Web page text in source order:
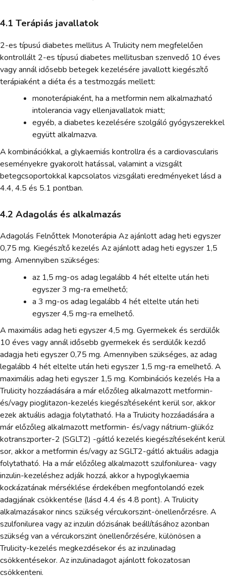
4.1 Terápiás javallatok
2-es típusú diabetes mellitus A Trulicity nem megfelelően
kontrollált 2-es típusú diabetes mellitusban szenvedő 10 éves
vagy annál idősebb betegek kezelésére javallott kiegészítő
terápiaként a diéta és a testmozgás mellett:
monoterápiaként, ha a metformin nem alkalmazható
intolerancia vagy ellenjavallatok miatt;
egyéb, a diabetes kezelésére szolgáló gyógyszerekkel
együtt alkalmazva.
A kombinációkkal, a glykaemiás kontrollra és a cardiovascularis
eseményekre gyakorolt hatással, valamint a vizsgált
betegcsoportokkal kapcsolatos vizsgálati eredményeket lásd a
4.4, 4.5 és 5.1 pontban.
4.2 Adagolás és alkalmazás
Adagolás Felnőttek Monoterápia Az ajánlott adag heti egyszer
0,75 mg. Kiegészítő kezelés Az ajánlott adag heti egyszer 1,5
mg. Amennyiben szükséges:
az 1,5 mg-os adag legalább 4 hét eltelte után heti
egyszer 3 mg-ra emelhető;
a 3 mg-os adag legalább 4 hét eltelte után heti
egyszer 4,5 mg-ra emelhető.
A maximális adag heti egyszer 4,5 mg. Gyermekek és serdülők
10 éves vagy annál idősebb gyermekek és serdülők kezdő
adagja heti egyszer 0,75 mg. Amennyiben szükséges, az adag
legalább 4 hét eltelte után heti egyszer 1,5 mg-ra emelhető. A
maximális adag heti egyszer 1,5 mg. Kombinációs kezelés Ha a
Trulicity hozzáadására a már előzőleg alkalmazott metformin-
és/vagy pioglitazon-kezelés kiegészítéseként kerül sor, akkor
ezek aktuális adagja folytatható. Ha a Trulicity hozzáadására a
már előzőleg alkalmazott metformin- és/vagy nátrium-glükóz
kotranszporter-2 (SGLT2) -gátló kezelés kiegészítéseként kerül
sor, akkor a metformin és/vagy az SGLT2-gátló aktuális adagja
folytatható. Ha a már előzőleg alkalmazott szulfonilurea- vagy
inzulin-kezeléshez adják hozzá, akkor a hypoglykaemia
kockázatának mérséklése érdekében megfontolandó ezek
adagjának csökkentése (lásd 4.4 és 4.8 pont). A Trulicity
alkalmazásakor nincs szükség vércukorszint-önellenőrzésre. A
szulfonilurea vagy az inzulin dózisának beállításához azonban
szükség van a vércukorszint önellenőrzésére, különösen a
Trulicity-kezelés megkezdésekor és az inzulinadag
csökkentésekor. Az inzulinadagot ajánlott fokozatosan
csökkenteni.